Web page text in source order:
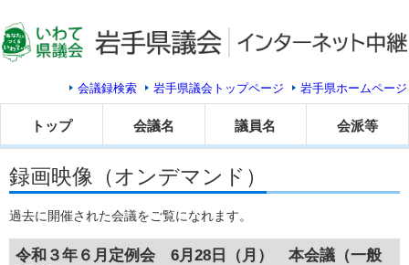
会議録検索 岩手県議会トップページ 岩手県ホームページ
トップ 会議名 議員名 会派等
録画映像（オンデマンド）
過去に開催された会議をご覧になれます。
令和３年６月定例会 6月28日（月） 本会議（一般